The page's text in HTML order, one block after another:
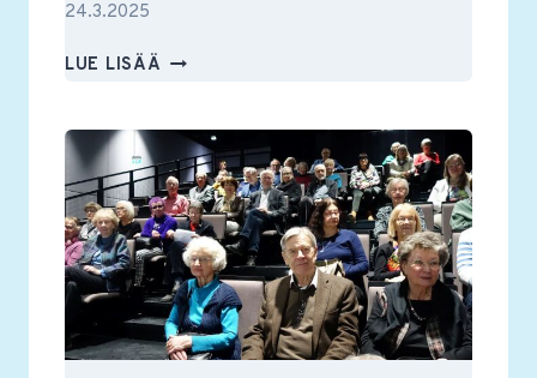
24.3.2025
LUE LISÄÄ RSON
2025